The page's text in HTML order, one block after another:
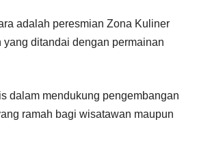
adalah peresmian Zona Kuliner
ditandai dengan permainan
dalam mendukung pengembangan
ramah bagi wisatawan maupun